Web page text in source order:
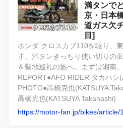
満タンで
京・日本
道ガス欠
目]
ホンダ クロスカブ110を駆り、
す、満タンきっちり使い切りの
＆聖地巡礼の旅へ。まずは湘南
REPORT●AFO RIDER タカハシ
PHOTO●高橋克也(KATSUYA
高橋克也(KATSUYA Takahashi)
https://motor-fan.jp/bikes/article/